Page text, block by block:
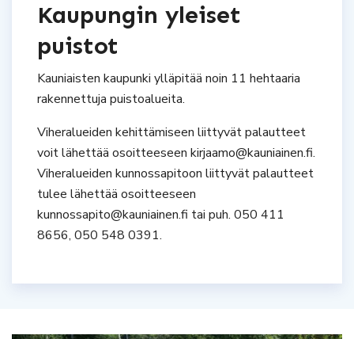
Kaupungin yleiset
puistot
Kauniaisten kaupunki ylläpitää noin 11 hehtaaria
rakennettuja puistoalueita.
Viheralueiden kehittämiseen liittyvät palautteet
voit lähettää osoitteeseen kirjaamo@kauniainen.fi.
Viheralueiden kunnossapitoon liittyvät palautteet
tulee lähettää osoitteeseen
kunnossapito@kauniainen.fi tai puh. 050 411
8656, 050 548 0391.